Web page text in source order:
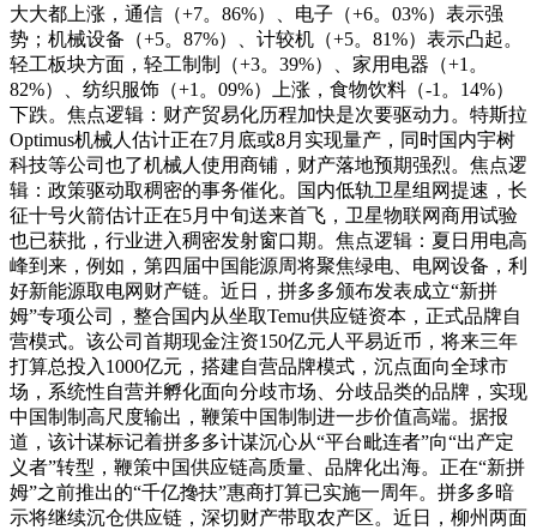
大大都上涨，通信（+7。86%）、电子（+6。03%）表示强
势；机械设备（+5。87%）、计较机（+5。81%）表示凸起。
轻工板块方面，轻工制制（+3。39%）、家用电器（+1。
82%）、纺织服饰（+1。09%）上涨，食物饮料（-1。14%）
下跌。焦点逻辑：财产贸易化历程加快是次要驱动力。特斯拉
Optimus机械人估计正在7月底或8月实现量产，同时国内宇树
科技等公司也了机械人使用商铺，财产落地预期强烈。焦点逻
辑：政策驱动取稠密的事务催化。国内低轨卫星组网提速，长
征十号火箭估计正在5月中旬送来首飞，卫星物联网商用试验
也已获批，行业进入稠密发射窗口期。焦点逻辑：夏日用电高
峰到来，例如，第四届中国能源周将聚焦绿电、电网设备，利
好新能源取电网财产链。近日，拼多多颁布发表成立“新拼
姆”专项公司，整合国内从坐取Temu供应链资本，正式品牌自
营模式。该公司首期现金注资150亿元人平易近币，将来三年
打算总投入1000亿元，搭建自营品牌模式，沉点面向全球市
场，系统性自营并孵化面向分歧市场、分歧品类的品牌，实现
中国制制高尺度输出，鞭策中国制制进一步价值高端。据报
道，该计谋标记着拼多多计谋沉心从“平台毗连者”向“出产定
义者”转型，鞭策中国供应链高质量、品牌化出海。正在“新拼
姆”之前推出的“千亿搀扶”惠商打算已实施一周年。拼多多暗
示将继续沉仓供应链，深切财产带取农产区。近日，柳州两面